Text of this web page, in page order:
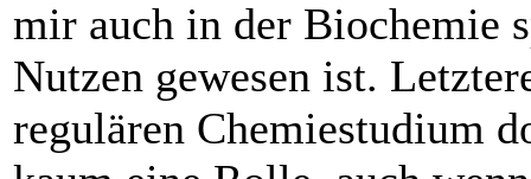
mir auch in der Biochemie
Nutzen gewesen ist.
regulären Chemiestudium